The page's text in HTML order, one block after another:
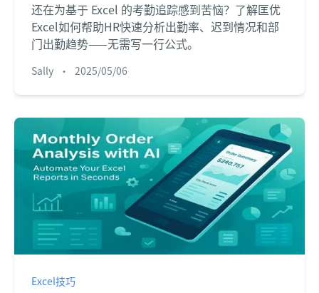
还在为基于 Excel 的考勤追踪感到苦恼？了解匡优
Excel如何帮助HR快速分析出勤率、迟到情况和部
门出勤趋势——无需写一行公式。
Sally • 2025/05/06
Excel技巧